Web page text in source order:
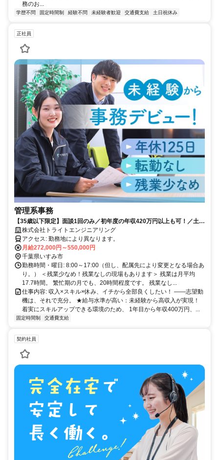
務のお...
学歴不問 固定時間制 経験不問 未経験者歓迎 交通費支給 土日祝休み
正社員
管理系事務
【35歳以下限定】面談1回のみ／初年度の年収420万円以上も可！／土日
休み／転勤なし／連休取得OK
株式会社トライトエンジニアリング
アクセス: 勤務地により異なります。
月給272,000円～550,000円
千葉県いすみ市
勤務時間・曜日: 8:00～17:00（但し、配属先により変更となる場合あ
り。） ＜残業少なめ！残業なしの現場もあります＞ 残業は月平均
17.7時間。 繁忙期の月でも、20時間程度です。 残業なし...
仕事内容: 収入×スキル×休み、イチから全部良くしたい！ ――志望動
機は、それで充分。 ★給与水準が高い：未経験から高収入が実現！
着実にスキルアップできる環境のため、 1年目から年収400万円、...
固定時間制 交通費支給
契約社員